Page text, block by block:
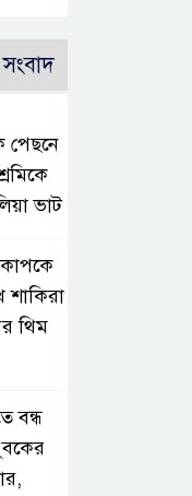
পেছনে
ভাট
শাকিরা
থিম
বন্ধ